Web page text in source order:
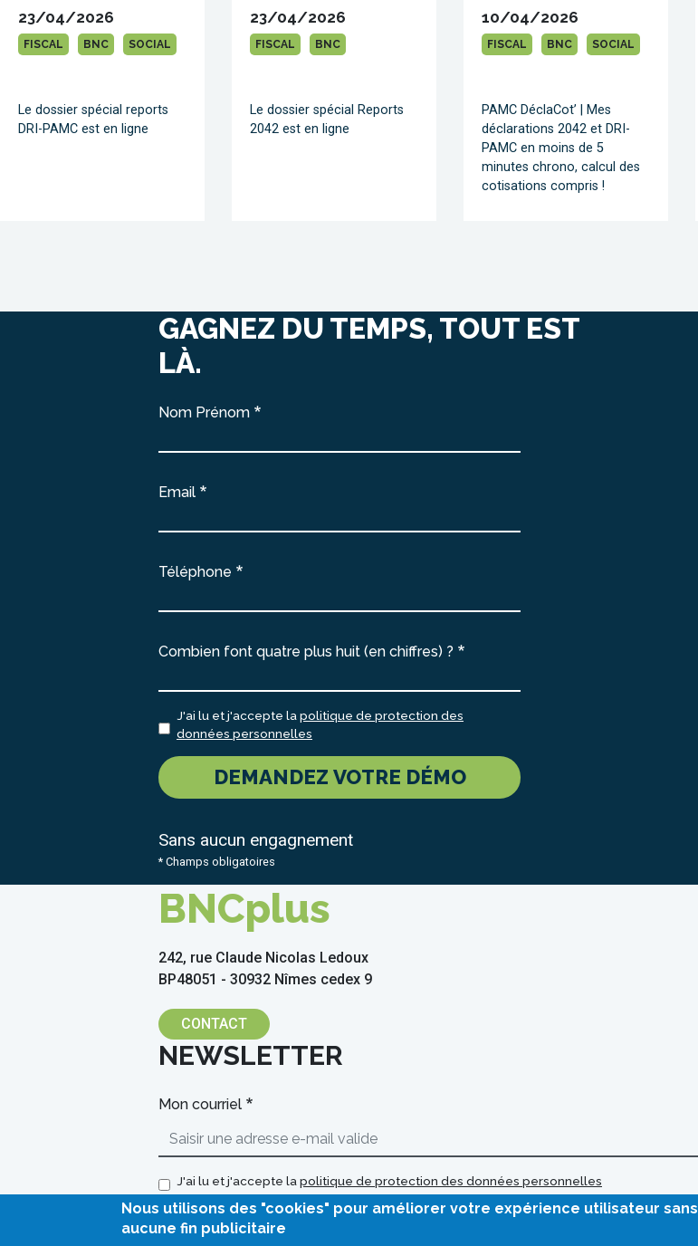
23/04/2026
FISCAL BNC SOCIAL
Le dossier spécial reports
DRI-PAMC est en ligne
23/04/2026
FISCAL BNC
Le dossier spécial Reports
2042 est en ligne
10/04/2026
FISCAL BNC SOCIAL
PAMC DéclaCot’ | Mes
déclarations 2042 et DRI-
PAMC en moins de 5
minutes chrono, calcul des
cotisations compris !
GAGNEZ DU TEMPS, TOUT EST
LÀ.
Nom Prénom
Email
Téléphone
Combien font quatre plus huit (en chiffres) ?
J'ai lu et j'accepte la politique de protection des
données personnelles
DEMANDEZ VOTRE DÉMO
Sans aucun engagnement
* Champs obligatoires
BNCplus
242, rue Claude Nicolas Ledoux
BP48051 - 30932 Nîmes cedex 9
CONTACT
NEWSLETTER
Mon courriel
J'ai lu et j'accepte la politique de protection des données personnelles
Nous utilisons des "cookies" pour améliorer votre expérience utilisateur sans
aucune fin publicitaire